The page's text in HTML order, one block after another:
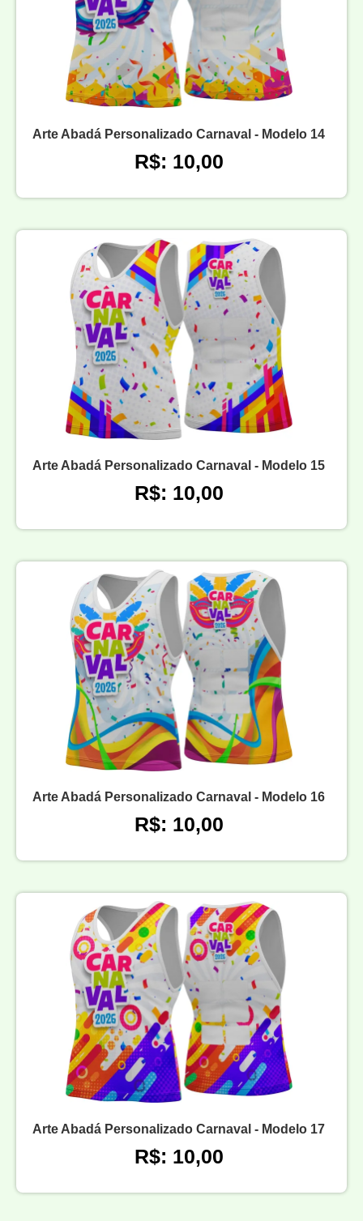
Arte Abadá Personalizado Carnaval - Modelo 14
R$: 10,00
Arte Abadá Personalizado Carnaval - Modelo 15
R$: 10,00
Arte Abadá Personalizado Carnaval - Modelo 16
R$: 10,00
Arte Abadá Personalizado Carnaval - Modelo 17
R$: 10,00